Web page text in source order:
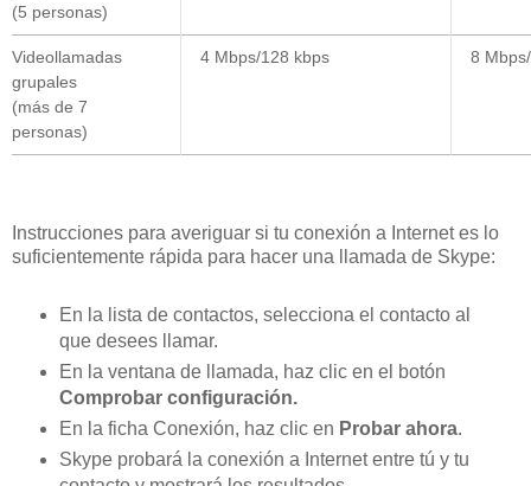
(5 personas)
Videollamadas
grupales
(más de 7
personas)
4 Mbps/128 kbps 8
Instrucciones para averiguar si tu conexión a Internet es lo
suficientemente rápida para hacer una llamada de Skype:
En la lista de contactos, selecciona el contacto al
que desees llamar.
En la ventana de llamada, haz clic en el botón
Comprobar configuración.
En la ficha Conexión, haz clic en Probar ahora.
Skype probará la conexión a Internet entre tú y tu